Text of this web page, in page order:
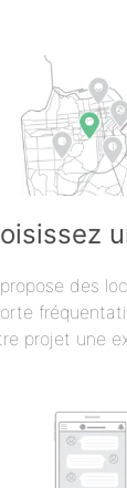
des
projet une